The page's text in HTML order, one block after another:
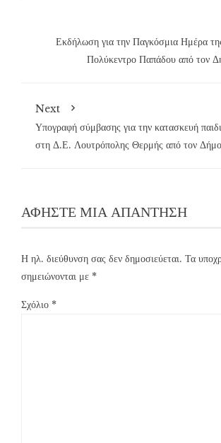
Εκδήλωση για την Παγκόσμια Ημέρα
Πολύκεντρο Παπάδου από τον
Next
Υπογραφή σύμβασης για την κατασκευή
στη Δ.Ε. Λουτρόπολης Θερμής από τον
ΑΦΉΣΤΕ ΜΙΑ ΑΠΆΝΤΗΣΗ
Η ηλ. διεύθυνση σας δεν δημοσιεύεται. Τα
σημειώνονται με *
Σχόλιο *